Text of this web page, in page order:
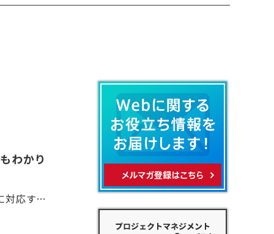
わかり
自社のWebサイトを多言語化することは、増加し続ける訪日外国人観光客に対応するためや、ビジネスの成長・拡大を目指して国外に進出するために、とても重要な対策となります。そして、複数の言語で自社の情報を発信するには、言語ごとに管理しやすいCMSの活用がポイントになってきます。そこで今回は、多言語サイトに対応したCMSを選ぶポイントと、オススメのCMSについてご紹介していきます。